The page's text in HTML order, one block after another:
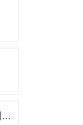
专业供热防腐保温材料 江苏扬州聚氨酯保温管生产厂家